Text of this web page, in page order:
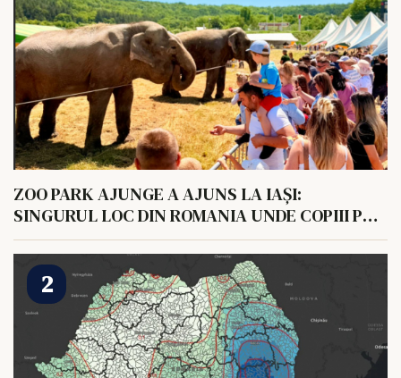
ZOO PARK AJUNGE A AJUNS LA IAȘI:
SINGURUL LOC DIN ROMANIA UNDE COPIII POT
HRANI UN ELEFANT